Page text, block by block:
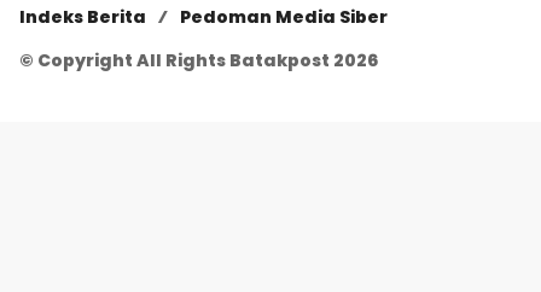
Indeks Berita
Pedoman Media Siber
© Copyright All Rights Batakpost 2026